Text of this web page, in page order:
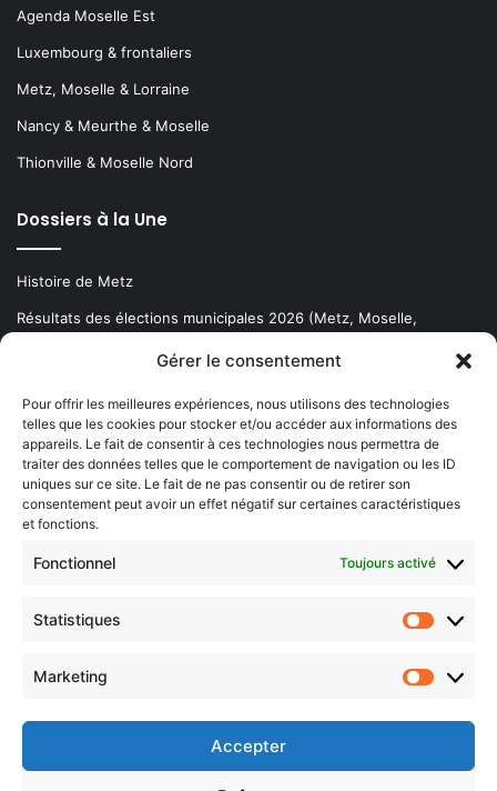
Gérer le consentement
Pour offrir les meilleures expériences, nous utilisons des technologies
telles que les cookies pour stocker et/ou accéder aux informations des
appareils. Le fait de consentir à ces technologies nous permettra de
traiter des données telles que le comportement de navigation ou les ID
uniques sur ce site. Le fait de ne pas consentir ou de retirer son
consentement peut avoir un effet négatif sur certaines caractéristiques
et fonctions.
Fonctionnel Toujours activé
Statistiques
Marketing
Accepter
Agenda Moselle Est
Luxembourg & frontaliers
Metz, Moselle & Lorraine
Nancy & Meurthe & Moselle
Thionville & Moselle Nord
Dossiers à la Une
Histoire de Metz
Résultats des élections municipales 2026 (Metz, Moselle,
Newsletter gratuite
Choisissez : matin, soir ou hebdo ?
votre